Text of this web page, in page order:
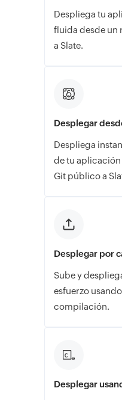
Despliega tu
fluida desde un
a Slate.
Desplegar
Despliega
de tu
Git público a
Desplegar por
Sube y
esfuerzo
compilación.
Desplegar